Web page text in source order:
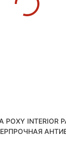
POXY INTERIOR